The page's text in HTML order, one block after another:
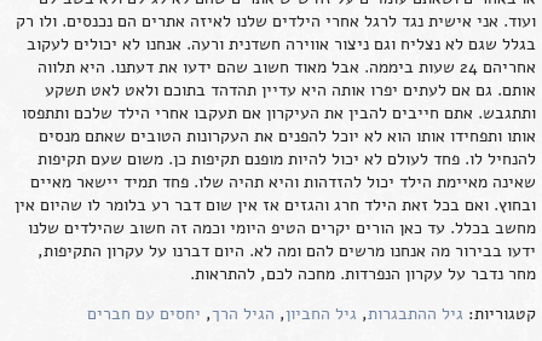
ועוד. אני אישית נגד לרגל אחרי הילדים שלנו לאיזה אתרים הם נכנסים. ולו רק
בגלל שגם לא נצליח וגם ניצור אווירה חשדנית ורעה. אנחנו לא יכולים לעקוב
אחריהם 24 שעות ביממה. אבל מאוד חשוב שהם ידעו את דעתנו. היא תלווה
אותם. גם אם לעתים יפרו אותה היא עדיין תהדהד בתוכם ולאט לאט תשקע
ותתגבש. אתם חייבים להבין את העיקרון אם תעקבו אחרי הילד שלכם ותתפסו
אותו ותפחידו אותו הוא לא יוכל להפנים את העקרונות הטובים שאתם מנסים
להנחיל לו. פחד לעולם לא יכול להיות מופנם תקיפות כן. משום שעם תקיפות
שאינה מאיימת הילד יכול להזדהות והיא תהיה שלו. פחד תמיד יישאר מאיים
ובחוץ. ואם בכל זאת הילד חרג והגזים אז אין שום דבר רע בלומר לו שהיום אין
מחשב בכלל. עד כאן הורים יקרים הטיפ היומי וכמה זה חשוב שהילדים שלנו
ידעו בבירור מה אנחנו מרשים להם ומה לא. היום דברנו על עקרון התקיפות,
מחר נדבר על עקרון הנפרדות. מחכה לכם, להתראות.
קטגוריות: גיל ההתבגרות, גיל החביון, הגיל הרך, יחסים עם חברים